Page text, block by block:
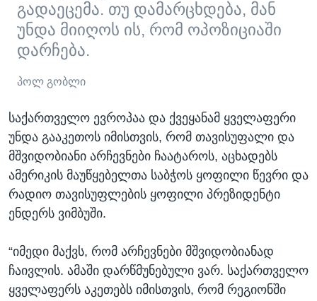
გადაეცემა. თუ დამარცხდება, მან
უნდა მიიღოს ის, რომ ოპოზიციაში
დარჩება.
პოლ გობლი
საქართველო ევროპაა და ქვეყანამ ყველაფერი
უნდა გააკეთოს იმისთვის, რომ თავისუფალი და
მშვიდობიანი არჩევნები ჩაატაროს, აცხადებს
ამერიკის მაუწყებელთა საბჭოს ყოფილი წევრი და
რადიო თავისუფლების ყოფილი პრეზიდენტი
ენდერს ვიმბუში.
“იმედი მაქვს, რომ არჩევნები მშვიდობიანად
ჩაივლის. ამაში დარწმუნებული ვარ. საქართველო
ყველაფერს აკეთებს იმისთვის, რომ რეგიონში